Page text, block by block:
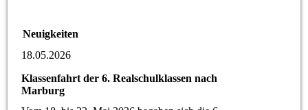
Neuigkeiten
18.05.2026
Klassenfahrt der 6. Realschulklassen nach
Marburg